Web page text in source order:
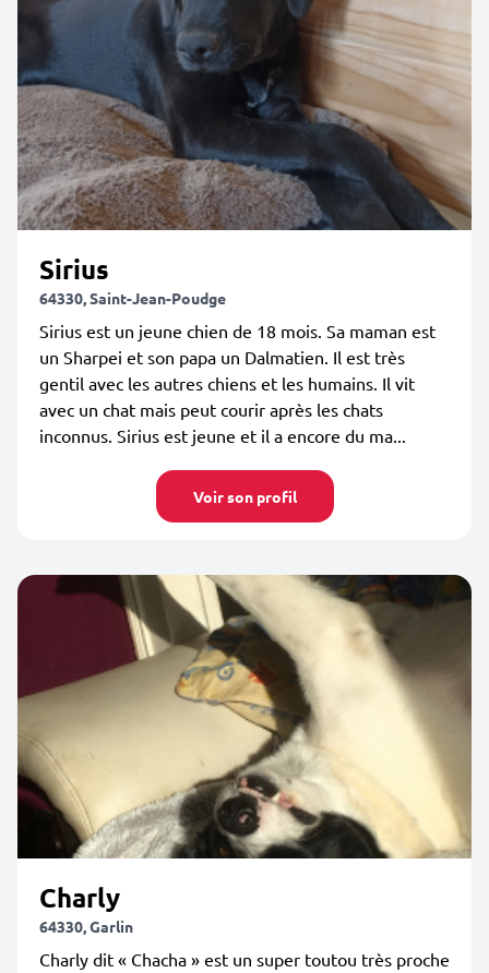
Sirius
64330, Saint-Jean-Poudge
Sirius est un jeune chien de 18 mois. Sa maman est
un Sharpei et son papa un Dalmatien. Il est très
gentil avec les autres chiens et les humains. Il vit
avec un chat mais peut courir après les chats
inconnus. Sirius est jeune et il a encore du ma...
Voir son profil
Charly
64330, Garlin
Charly dit « Chacha » est un super toutou très proche